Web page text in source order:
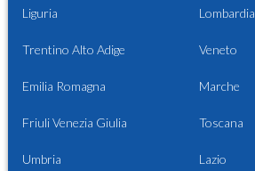
Liguria Lombardia
Trentino Alto Adige Veneto
Emilia Romagna Marche
Friuli Venezia Giulia Toscana
Umbria Lazio